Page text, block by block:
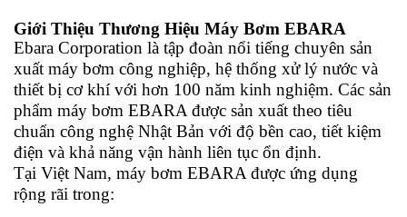
Giới Thiệu Thương Hiệu Máy Bơm EBARA
Ebara Corporation là tập đoàn nổi tiếng chuyên sản
xuất máy bơm công nghiệp, hệ thống xử lý nước và
thiết bị cơ khí với hơn 100 năm kinh nghiệm. Các sản
phẩm máy bơm EBARA được sản xuất theo tiêu
chuẩn công nghệ Nhật Bản với độ bền cao, tiết kiệm
điện và khả năng vận hành liên tục ổn định.
Tại Việt Nam, máy bơm EBARA được ứng dụng
rộng rãi trong: